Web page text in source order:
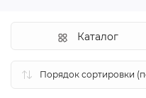
Каталог